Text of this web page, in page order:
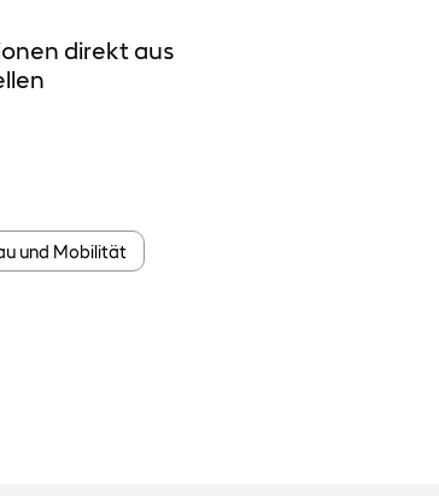
direkt aus
und Mobilität